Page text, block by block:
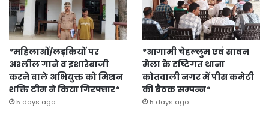
*महिलाओं/लड़कियों पर
अश्लील गाने व इशारेबाजी
करने वाले अभियुक्त को मिशन
शक्ति टीम ने किया गिरफ्तार*
5 days ago
*आगामी चेहल्लुम एवं सावन
मेला के दृष्टिगत थाना
कोतवाली नगर में पीस कमेटी
की बैठक सम्पन्न*
5 days ago